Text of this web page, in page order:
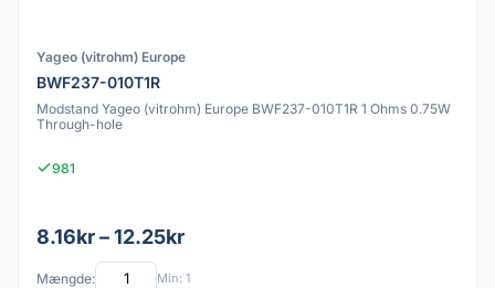
Yageo (vitrohm) Europe
BWF237-010T1R
Modstand Yageo (vitrohm) Europe BWF237-010T1R 1 Ohms 0.75W
Through-hole
981
8.16kr – 12.25kr
Mængde: Min: 1